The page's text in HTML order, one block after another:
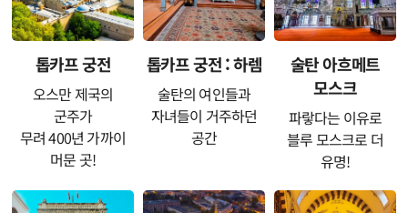
톱카프 궁전
오스만 제국의
군주가
무려 400년 가까이
머문 곳!
톱카프 궁전 : 하렘
술탄의 여인들과
자녀들이 거주하던
공간
술탄 아흐메트
모스크
파랗다는 이유로
블루 모스크로 더
유명!